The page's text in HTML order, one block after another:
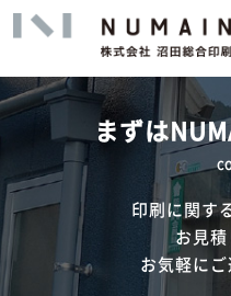
サ
企
まずは
印刷に関す
お見
お気軽にご